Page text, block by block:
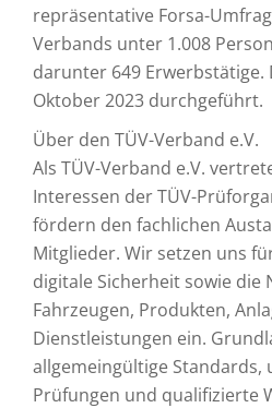
repräsentative Forsa-
Verbands unter 1.008
darunter 649 Erwerbstätige.
Oktober 2023 durchgeführt.
Über den TÜV-Verband e.V.
Als TÜV-Verband e.V.
Interessen der TÜV-
fördern den fachlichen
Mitglieder. Wir setzen uns
digitale Sicherheit sowie die
Fahrzeugen, Produkten,
Dienstleistungen ein.
allgemeingültige Standards,
Prüfungen und qualifizierte